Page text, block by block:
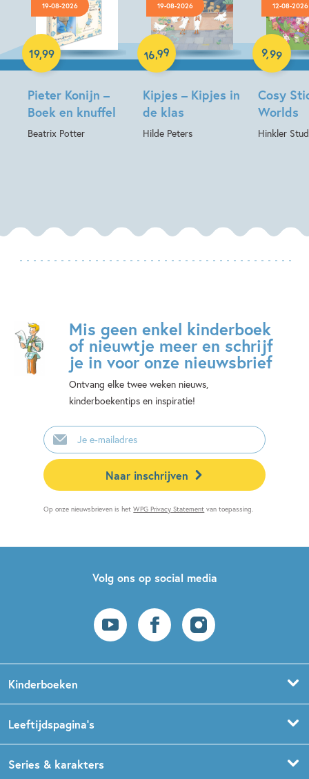
19-08-2026
Pieter Konijn –
Boek en knuffel
Beatrix Potter
19,99
Hardcover
19-08-2026
Kipjes – Kipjes in
de klas
Hilde Peters
16,99
Hardcover
12-08-2026
Cosy
Worlds
Hinkler
9,99
Paperback
Mis geen enkel kinderboek
of nieuwtje meer en schrijf
je in voor onze nieuwsbrief
Ontvang elke twee weken nieuws,
kinderboekentips en inspiratie!
E-
mailadres
Naar inschrijven
Op onze nieuwsbrieven is hetWPG Privacy Statement van toepassing.
Volg ons op social media
Kinderboeken
Prentenboeken
Leeftijdspagina’s
Series & karakters